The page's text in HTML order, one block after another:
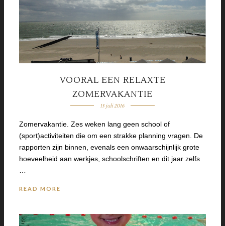
VOORAL EEN RELAXTE
ZOMERVAKANTIE
15 juli 2016
Zomervakantie. Zes weken lang geen school of
(sport)activiteiten die om een strakke planning vragen. De
rapporten zijn binnen, evenals een onwaarschijnlijk grote
hoeveelheid aan werkjes, schoolschriften en dit jaar zelfs
READ MORE